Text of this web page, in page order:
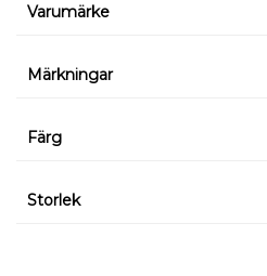
Varumärke
Märkningar
Färg
Storlek